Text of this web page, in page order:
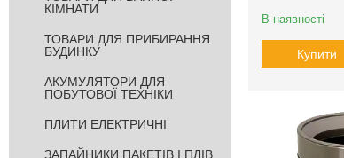
В наявності
Купити
КІМНАТИ
ТОВАРИ ДЛЯ ПРИБИРАННЯ
БУДИНКУ
АКУМУЛЯТОРИ ДЛЯ
ПОБУТОВОЇ ТЕХНІКИ
ПЛИТИ ЕЛЕКТРИЧНІ
ЗАПАЙНИКИ ПАКЕТІВ І ПЛІВ